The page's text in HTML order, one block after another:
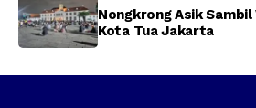
Nongkrong Asik
Kota Tua Jakarta